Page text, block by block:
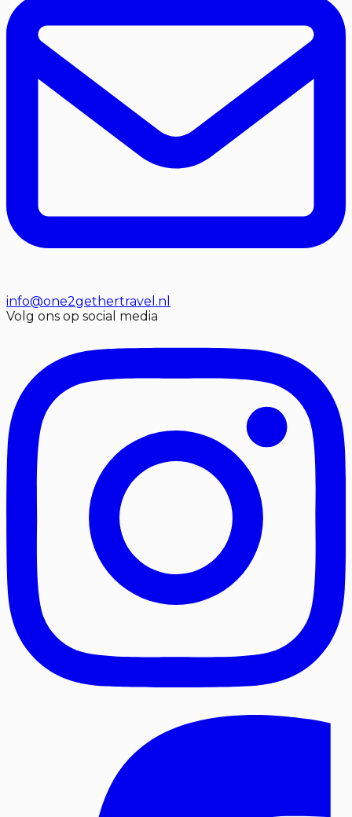
info@one2gethertravel.nl
Volg ons op social media